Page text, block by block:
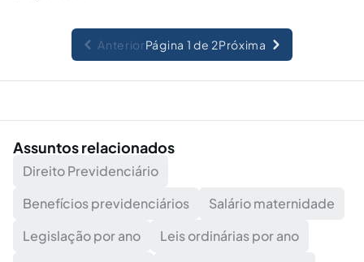
AnteriorPágina 1 de 2Próxima
Assuntos relacionados
Direito Previdenciário
Benefícios previdenciários
Salário maternidade
Legislação por ano
Leis ordinárias por ano